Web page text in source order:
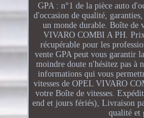
GPA : n°1 de la pièce auto
d'occasion de qualité,
un monde durable. Boîte de
VIVARO COMBI A PH.
récupérable pour les
vente GPA peut vous garantir
moindre doute n'hésitez pas à
informations qui vous
vitesses de OPEL VIVARO
votre Boîte de vitesses.
end et jours fériés), Livraison
qualité et